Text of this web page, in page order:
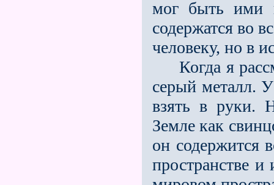
мог быть ими
содержатся во
человеку, но в
Когда я
серый металл.
взять в руки.
Земле как
он содержится
пространстве